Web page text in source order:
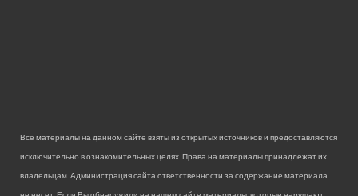
Все материалы на данном сайте взяты из открытых источников и предоставляются
исключительно в ознакомительных целях. Права на материалы принадлежат их
владельцам. Администрация сайта ответственности за содержание материала